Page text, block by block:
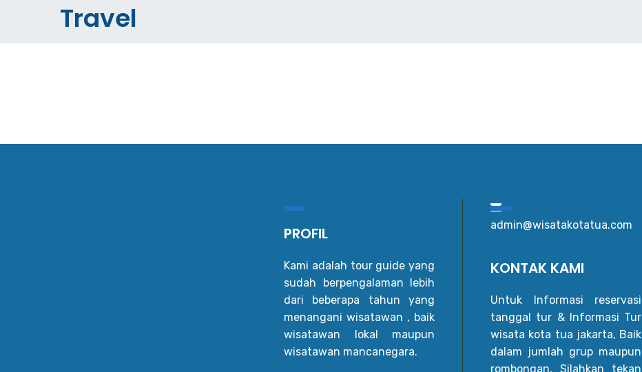
Travel
PROFIL
Kami adalah tour guide yang
sudah berpengalaman lebih
dari beberapa tahun yang
menangani wisatawan , baik
wisatawan lokal maupun
wisatawan mancanegara.
admin@wisatakotatua.com
KONTAK KAMI
Untuk Informasi reservasi
tanggal tur & Informasi Tur
wisata kota tua jakarta, Baik
dalam jumlah grup maupun
rombongan, Silahkan tekan